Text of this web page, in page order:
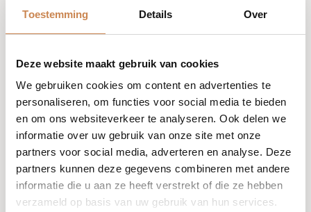
Toestemming Details Over
Deze website maakt gebruik van cookies
We gebruiken cookies om content en advertenties te
personaliseren, om functies voor social media te bieden
en om ons websiteverkeer te analyseren. Ook delen we
informatie over uw gebruik van onze site met onze
partners voor social media, adverteren en analyse. Deze
partners kunnen deze gegevens combineren met andere
informatie die u aan ze heeft verstrekt of die ze hebben
verzameld op basis van uw gebruik van hun services.
Hoe weet je of je een vette hoofdhuid hebt?
haar, maar kan ook leiden tot problemen zoals irritatie,
roos, haaruitval of onaangename geurtjes. Hier de
belangrijkste signalen om het probleem effectief aan te
pakken.
Lees meer
haar- en hoofdhuidverzorging